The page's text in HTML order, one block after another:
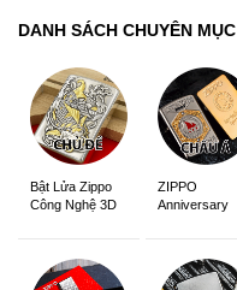
DANH SÁCH CHUYÊN MỤC
Bật Lửa Zippo
Công Nghệ 3D
ZIPPO
Anniversary